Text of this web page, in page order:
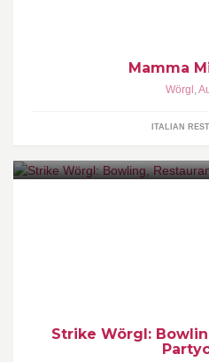
Mamma
Wörgl ,
ITALIAN
Strike Wörgl: